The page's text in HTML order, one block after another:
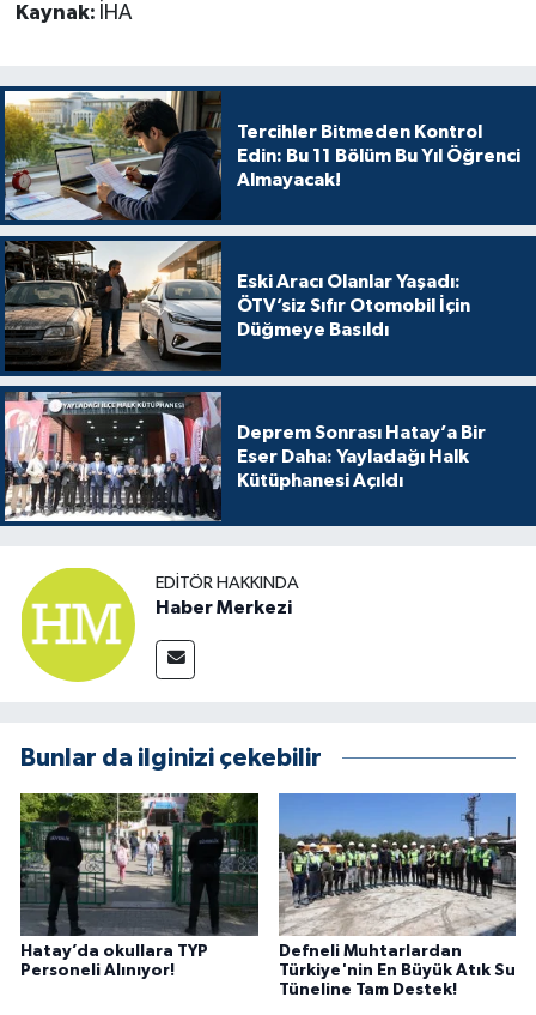
Kaynak: İHA
Tercihler Bitmeden Kontrol
Edin: Bu 11 Bölüm Bu Yıl Öğrenci
Almayacak!
Eski Aracı Olanlar Yaşadı:
ÖTV’siz Sıfır Otomobil İçin
Düğmeye Basıldı
Deprem Sonrası Hatay’a Bir
Eser Daha: Yayladağı Halk
Kütüphanesi Açıldı
EDITÖR HAKKINDA
Haber Merkezi
Bunlar da ilginizi çekebilir
Hatay’da okullara TYP
Personeli Alınıyor!
Defneli Muhtarlardan
Türkiye'nin En Büyük Atık Su
Tüneline Tam Destek!